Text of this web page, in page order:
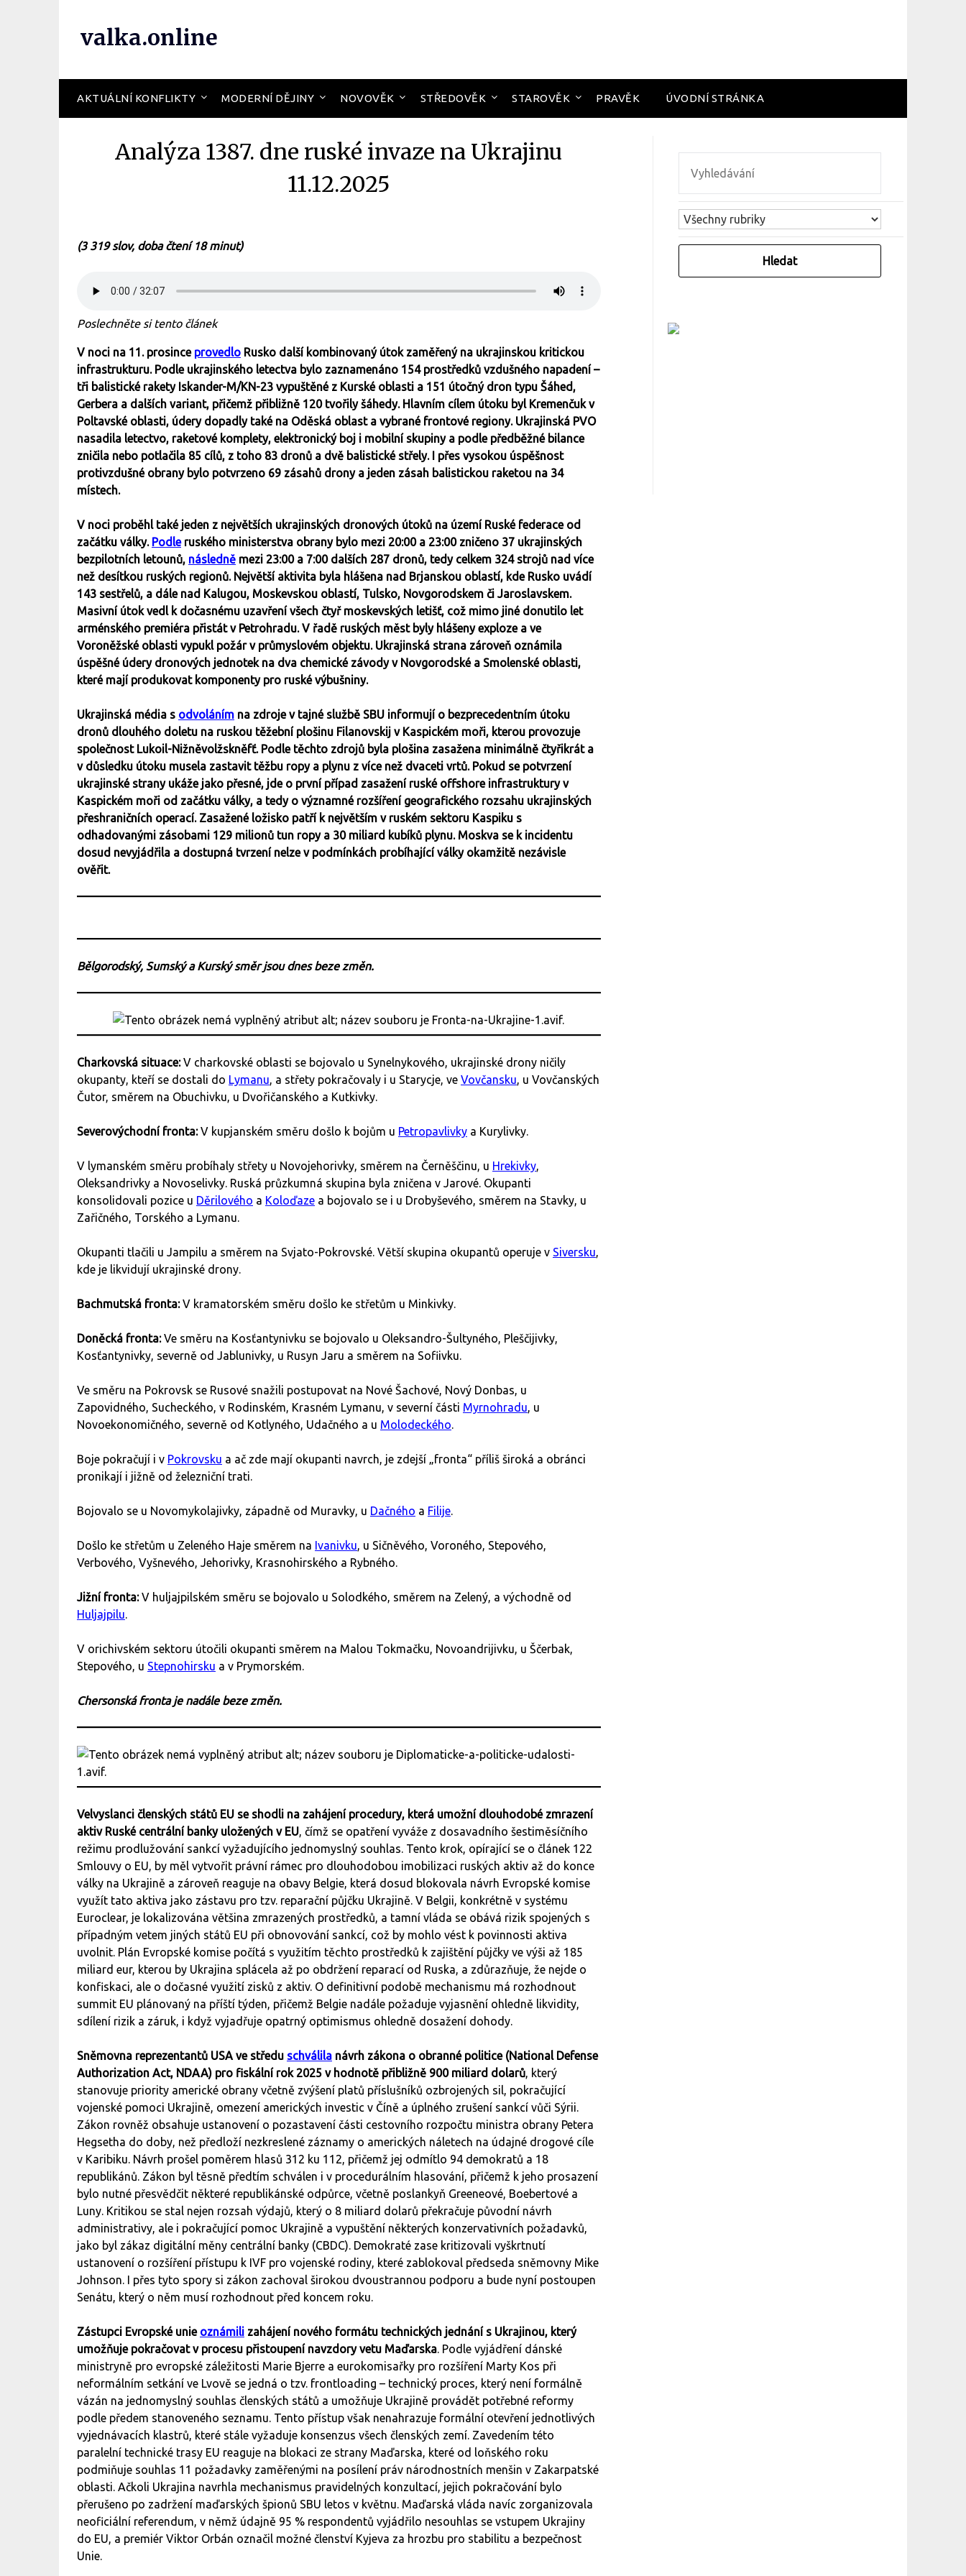
valka.online
AKTUÁLNÍ KONFLIKTY MODERNÍ DĚJINY NOVOVĚK STŘEDOVĚK STAROVĚK PRAVĚK ÚVODNÍ STRÁNKA
Analýza 1387. dne ruské invaze na Ukrajinu
11.12.2025
(3 319 slov, doba čtení 18 minut)
Poslechněte si tento článek
V noci na 11. prosince provedlo Rusko další kombinovaný útok zaměřený na ukrajinskou kritickou
infrastrukturu. Podle ukrajinského letectva bylo zaznamenáno 154 prostředků vzdušného napadení –
tři balistické rakety Iskander-M/KN-23 vypuštěné z Kurské oblasti a 151 útočný dron typu Šáhed,
Gerbera a dalších variant, přičemž přibližně 120 tvořily šáhedy. Hlavním cílem útoku byl Kremenčuk v
Poltavské oblasti, údery dopadly také na Oděská oblast a vybrané frontové regiony. Ukrajinská PVO
nasadila letectvo, raketové komplety, elektronický boj i mobilní skupiny a podle předběžné bilance
zničila nebo potlačila 85 cílů, z toho 83 dronů a dvě balistické střely. I přes vysokou úspěšnost
protivzdušné obrany bylo potvrzeno 69 zásahů drony a jeden zásah balistickou raketou na 34
místech.
V noci proběhl také jeden z největších ukrajinských dronových útoků na území Ruské federace od
začátku války. Podleruského ministerstva obrany bylo mezi 20:00 a 23:00 zničeno 37 ukrajinských
bezpilotních letounů, následně mezi 23:00 a 7:00 dalších 287 dronů, tedy celkem 324 strojů nad více
než desítkou ruských regionů. Největší aktivita byla hlášena nad Brjanskou oblastí, kde Rusko uvádí
143 sestřelů, a dále nad Kalugou, Moskevskou oblastí, Tulsko, Novgorodskem či Jaroslavskem.
Masivní útok vedl k dočasnému uzavření všech čtyř moskevských letišť, což mimo jiné donutilo let
arménského premiéra přistát v Petrohradu. V řadě ruských měst byly hlášeny exploze a ve
Voroněžské oblasti vypukl požár v průmyslovém objektu. Ukrajinská strana zároveň oznámila
úspěšné údery dronových jednotek na dva chemické závody v Novgorodské a Smolenské oblasti,
které mají produkovat komponenty pro ruské výbušniny.
Ukrajinská média s odvoláním na zdroje v tajné službě SBU informují o bezprecedentním útoku
dronů dlouhého doletu na ruskou těžební plošinu Filanovskij v Kaspickém moři, kterou provozuje
společnost Lukoil-Nižněvolžskněfť. Podle těchto zdrojů byla plošina zasažena minimálně čtyřikrát a
v důsledku útoku musela zastavit těžbu ropy a plynu z více než dvaceti vrtů. Pokud se potvrzení
ukrajinské strany ukáže jako přesné, jde o první případ zasažení ruské offshore infrastruktury v
Kaspickém moři od začátku války, a tedy o významné rozšíření geografického rozsahu ukrajinských
přeshraničních operací. Zasažené ložisko patří k největším v ruském sektoru Kaspiku s
odhadovanými zásobami 129 milionů tun ropy a 30 miliard kubíků plynu. Moskva se k incidentu
dosud nevyjádřila a dostupná tvrzení nelze v podmínkách probíhající války okamžitě nezávisle
ověřit.
Bělgorodský, Sumský a Kurský směr jsou dnes beze změn.
Charkovská situace:V charkovské oblasti se bojovalo u Synelnykového, ukrajinské drony ničily
okupanty, kteří se dostali do Lymanu, a střety pokračovaly i u Starycje, ve Vovčansku, u Vovčanských
Čutor, směrem na Obuchivku, u Dvořičanského a Kutkivky.
Severovýchodní fronta:V kupjanském směru došlo k bojům u Petropavlivky a Kurylivky.
V lymanském směru probíhaly střety u Novojehorivky, směrem na Černěščinu, u Hrekivky,
Oleksandrivky a Novoselivky. Ruská průzkumná skupina byla zničena v Jarové. Okupanti
konsolidovali pozice u Děrilového a Koloďaze a bojovalo se i u Drobyševého, směrem na Stavky, u
Zařičného, Torského a Lymanu.
Okupanti tlačili u Jampilu a směrem na Svjato-Pokrovské. Větší skupina okupantů operuje v Siversku,
kde je likvidují ukrajinské drony.
Bachmutská fronta:V kramatorském směru došlo ke střetům u Minkivky.
Doněcká fronta:Ve směru na Kosťantynivku se bojovalo u Oleksandro-Šultyného, Pleščijivky,
Kosťantynivky, severně od Jablunivky, u Rusyn Jaru a směrem na Sofiivku.
Ve směru na Pokrovsk se Rusové snažili postupovat na Nové Šachové, Nový Donbas, u
Zapovidného, Sucheckého, v Rodinském, Krasném Lymanu, v severní části Myrnohradu, u
Novoekonomičného, severně od Kotlyného, Udačného a u Molodeckého.
Boje pokračují i v Pokrovsku a ač zde mají okupanti navrch, je zdejší „fronta“ příliš široká a obránci
pronikají i jižně od železniční trati.
Bojovalo se u Novomykolajivky, západně od Muravky, u Dačného a Filije.
Došlo ke střetům u Zeleného Haje směrem na Ivanivku, u Sičněvého, Voroného, Stepového,
Verbového, Vyšnevého, Jehorivky, Krasnohirského a Rybného.
Jižní fronta:V huljajpilském směru se bojovalo u Solodkého, směrem na Zelený, a východně od
Huljajpilu.
V orichivském sektoru útočili okupanti směrem na Malou Tokmačku, Novoandrijivku, u Ščerbak,
Stepového, u Stepnohirsku a v Prymorském.
Chersonská fronta je nadále beze změn.
Velvyslanci členských států EU se shodli na zahájení procedury, která umožní dlouhodobé zmrazení
aktiv Ruské centrální banky uložených v EU, čímž se opatření vyváže z dosavadního šestiměsíčního
režimu prodlužování sankcí vyžadujícího jednomyslný souhlas. Tento krok, opírající se o článek 122
Smlouvy o EU, by měl vytvořit právní rámec pro dlouhodobou imobilizaci ruských aktiv až do konce
války na Ukrajině a zároveň reaguje na obavy Belgie, která dosud blokovala návrh Evropské komise
využít tato aktiva jako zástavu pro tzv. reparační půjčku Ukrajině. V Belgii, konkrétně v systému
Euroclear, je lokalizována většina zmrazených prostředků, a tamní vláda se obává rizik spojených s
případným vetem jiných států EU při obnovování sankcí, což by mohlo vést k povinnosti aktiva
uvolnit. Plán Evropské komise počítá s využitím těchto prostředků k zajištění půjčky ve výši až 185
miliard eur, kterou by Ukrajina splácela až po obdržení reparací od Ruska, a zdůrazňuje, že nejde o
konfiskaci, ale o dočasné využití zisků z aktiv. O definitivní podobě mechanismu má rozhodnout
summit EU plánovaný na příští týden, přičemž Belgie nadále požaduje vyjasnění ohledně likvidity,
sdílení rizik a záruk, i když vyjadřuje opatrný optimismus ohledně dosažení dohody.
Sněmovna reprezentantů USA ve středu schválila návrh zákona o obranné politice (National Defense
Authorization Act, NDAA) pro fiskální rok 2025 v hodnotě přibližně 900 miliard dolarů, který
stanovuje priority americké obrany včetně zvýšení platů příslušníků ozbrojených sil, pokračující
vojenské pomoci Ukrajině, omezení amerických investic v Číně a úplného zrušení sankcí vůči Sýrii.
Zákon rovněž obsahuje ustanovení o pozastavení části cestovního rozpočtu ministra obrany Petera
Hegsetha do doby, než předloží nezkreslené záznamy o amerických náletech na údajné drogové cíle
v Karibiku. Návrh prošel poměrem hlasů 312 ku 112, přičemž jej odmítlo 94 demokratů a 18
republikánů. Zákon byl těsně předtím schválen i v procedurálním hlasování, přičemž k jeho prosazení
bylo nutné přesvědčit některé republikánské odpůrce, včetně poslankyň Greeneové, Boebertové a
Luny. Kritikou se stal nejen rozsah výdajů, který o 8 miliard dolarů překračuje původní návrh
administrativy, ale i pokračující pomoc Ukrajině a vypuštění některých konzervativních požadavků,
jako byl zákaz digitální měny centrální banky (CBDC). Demokraté zase kritizovali vyškrtnutí
ustanovení o rozšíření přístupu k IVF pro vojenské rodiny, které zablokoval předseda sněmovny Mike
Johnson. I přes tyto spory si zákon zachoval širokou dvoustrannou podporu a bude nyní postoupen
Senátu, který o něm musí rozhodnout před koncem roku.
Zástupci Evropské unie oznámili zahájení nového formátu technických jednání s Ukrajinou, který
umožňuje pokračovat v procesu přistoupení navzdory vetu Maďarska. Podle vyjádření dánské
ministryně pro evropské záležitosti Marie Bjerre a eurokomisařky pro rozšíření Marty Kos při
neformálním setkání ve Lvově se jedná o tzv. frontloading – technický proces, který není formálně
vázán na jednomyslný souhlas členských států a umožňuje Ukrajině provádět potřebné reformy
podle předem stanoveného seznamu. Tento přístup však nenahrazuje formální otevření jednotlivých
vyjednávacích klastrů, které stále vyžaduje konsenzus všech členských zemí. Zavedením této
paralelní technické trasy EU reaguje na blokaci ze strany Maďarska, které od loňského roku
podmiňuje souhlas 11 požadavky zaměřenými na posílení práv národnostních menšin v Zakarpatské
oblasti. Ačkoli Ukrajina navrhla mechanismus pravidelných konzultací, jejich pokračování bylo
přerušeno po zadržení maďarských špionů SBU letos v květnu. Maďarská vláda navíc zorganizovala
neoficiální referendum, v němž údajně 95 % respondentů vyjádřilo nesouhlas se vstupem Ukrajiny
do EU, a premiér Viktor Orbán označil možné členství Kyjeva za hrozbu pro stabilitu a bezpečnost
Unie.